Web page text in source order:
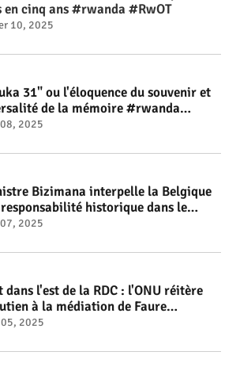
cinq ans #rwanda #RwOT
10, 2025
31" ou l'éloquence du souvenir et
de la mémoire #rwanda
2025
Bizimana interpelle la Belgique
historique dans le
#rwanda #RwOT
2025
l'est de la RDC : l'ONU réitère
à la médiation de Faure
#rwanda #RwOT
2025